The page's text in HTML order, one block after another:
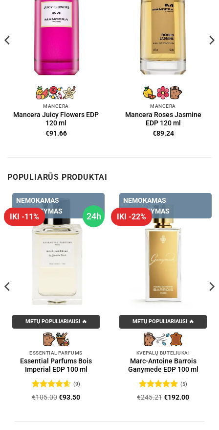
MANCERA
Mancera Juicy Flowers EDP
120 ml
€91.66
MANCERA
Mancera Roses Jasmine
EDP 120 ml
€89.24
POPULIARŪS PRODUKTAI
24h
IKI -11%
NEMOKAMAS
PRISTATYMAS
METŲ POPULIARIAUSI 🔥
ESSENTIAL PARFUMS
Essential Parfums Bois
Imperial EDP 100 ml
Įvertinimas:
(9)
€105.00Original
€93.50Current
IKI -22%
NEMOKAMAS
PRISTATYMAS
METŲ POPULIARIAUSI 🔥
KVEPALŲ BUTELIUKAI
Marc-Antoine Barrois
Ganymede EDP 100 ml
Įvertinimas:
(5)
€245.21Original
€192.00Current